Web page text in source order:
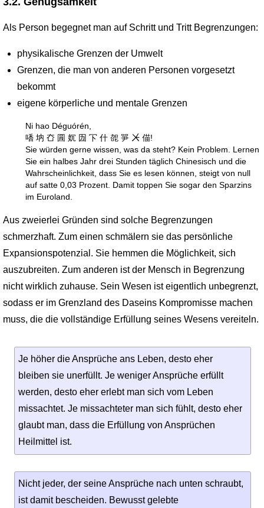
Als Person begegnet man auf Schritt und Tritt Begrenzungen:
physikalische Grenzen der Umwelt
Grenzen, die man von anderen Personen vorgesetzt
bekommt
eigene körperliche und mentale Grenzen
Ni hao Déguórén,
㗍 㘨 㚎 㘣 㚮 㘞 㓀 什 㖙 㖐 ㆨ 㑤!
Sie würden gerne wissen, was da steht? Kein Problem. Lernen
Sie ein halbes Jahr drei Stunden täglich Chinesisch und die
Wahr­scheinlich­keit, dass Sie es lesen können, steigt von null
auf satte 0,03 Prozent. Damit toppen Sie sogar den Sparzins
im Euroland.
Aus zweierlei Gründen sind solche Begrenzungen
schmerzhaft. Zum einen schmälern sie das persönliche
Expansionspotenzial. Sie hemmen die Möglichkeit, sich
auszubreiten. Zum anderen ist der Mensch in Begrenzung
nicht wirklich zuhause. Sein Wesen ist eigentlich unbegrenzt,
sodass er im Grenzland des Daseins Kompromisse machen
muss, die die vollständige Erfüllung seines Wesens vereiteln.
Je höher die Ansprüche ans Leben, desto eher
bleiben sie unerfüllt. Je weniger Ansprüche erfüllt
werden, desto eher erlebt man sich vom Leben
missachtet. Je missachteter man sich fühlt, desto eher
glaubt man, dass die Erfüllung von Ansprüchen
Heilmittel ist.
Nicht jeder, der seine Ansprüche nach unten schraubt,
ist damit bescheiden. Bewusst gelebte